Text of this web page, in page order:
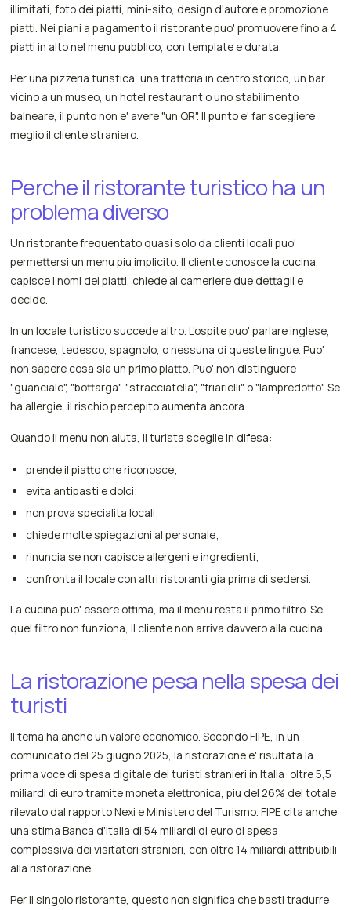
illimitati, foto dei piatti, mini-sito, design d'autore e promozione
piatti. Nei piani a pagamento il ristorante puo' promuovere fino a 4
piatti in alto nel menu pubblico, con template e durata.
Per una pizzeria turistica, una trattoria in centro storico, un bar
vicino a un museo, un hotel restaurant o uno stabilimento
balneare, il punto non e' avere "un QR". Il punto e' far scegliere
meglio il cliente straniero.
Perche il ristorante turistico ha un
problema diverso
Un ristorante frequentato quasi solo da clienti locali puo'
permettersi un menu piu implicito. Il cliente conosce la cucina,
capisce i nomi dei piatti, chiede al cameriere due dettagli e
decide.
In un locale turistico succede altro. L'ospite puo' parlare inglese,
francese, tedesco, spagnolo, o nessuna di queste lingue. Puo'
non sapere cosa sia un primo piatto. Puo' non distinguere
"guanciale", "bottarga", "stracciatella", "friarielli" o "lampredotto". Se
ha allergie, il rischio percepito aumenta ancora.
Quando il menu non aiuta, il turista sceglie in difesa:
prende il piatto che riconosce;
evita antipasti e dolci;
non prova specialita locali;
chiede molte spiegazioni al personale;
rinuncia se non capisce allergeni e ingredienti;
confronta il locale con altri ristoranti gia prima di sedersi.
La cucina puo' essere ottima, ma il menu resta il primo filtro. Se
quel filtro non funziona, il cliente non arriva davvero alla cucina.
La ristorazione pesa nella spesa dei
turisti
Il tema ha anche un valore economico. Secondo FIPE, in un
comunicato del 25 giugno 2025, la ristorazione e' risultata la
prima voce di spesa digitale dei turisti stranieri in Italia: oltre 5,5
miliardi di euro tramite moneta elettronica, piu del 26% del totale
rilevato dal rapporto Nexi e Ministero del Turismo. FIPE cita anche
una stima Banca d'Italia di 54 miliardi di euro di spesa
complessiva dei visitatori stranieri, con oltre 14 miliardi attribuibili
alla ristorazione.
Per il singolo ristorante, questo non significa che basti tradurre